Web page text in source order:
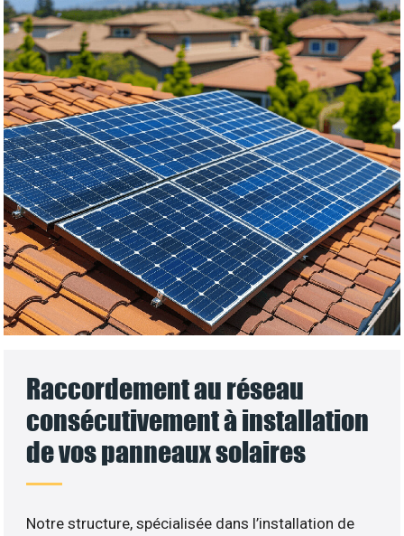
Raccordement au réseau
consécutivement à installation
de vos panneaux solaires
Notre structure, spécialisée dans l’installation de